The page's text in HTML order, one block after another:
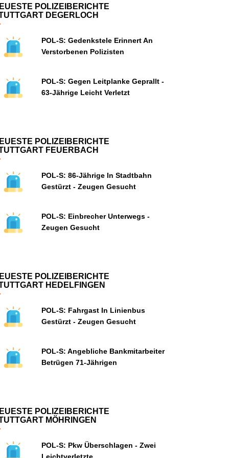
POLIZEIBERICHTE
DEGERLOCH
POL-S: Gedenkstele Erinnert An
Verstorbenen Polizisten
POL-S: Gegen Leitplanke Geprallt -
63-Jährige Leicht Verletzt
POLIZEIBERICHTE
FEUERBACH
POL-S: 86-Jährige In Stadtbahn
Gestürzt - Zeugen Gesucht
POL-S: Einbrecher Unterwegs -
Zeugen Gesucht
POLIZEIBERICHTE
HEDELFINGEN
POL-S: Fahrgast In Linienbus
Gestürzt - Zeugen Gesucht
POL-S: Angebliche Bankmitarbeiter
Betrügen 71-Jährigen
POLIZEIBERICHTE
MÖHRINGEN
POL-S: Pkw Überschlagen - Zwei